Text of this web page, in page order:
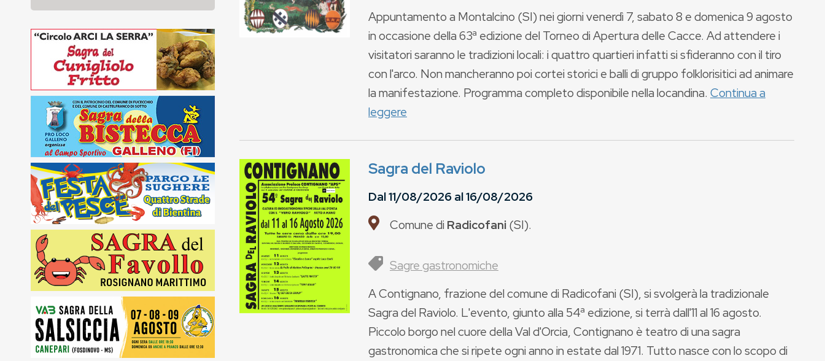
Appuntamento a Montalcino (SI) nei giorni venerdì 7, sabato 8 e domenica 9 agosto
in occasione della 63ª edizione del Torneo di Apertura delle Cacce. Ad attendere i
visitatori saranno le tradizioni locali: i quattro quartieri infatti si sfideranno con il tiro
con l'arco. Non mancheranno poi cortei storici e balli di gruppo folklorisitici ad animare
la manifestazione. Programma completo disponibile nella locandina. Continua a
leggere
Sagra del Raviolo
Dal11/08/2026al16/08/2026
Comune di Radicofani(SI).
Sagre gastronomiche
A Contignano, frazione del comune di Radicofani (SI), si svolgerà la tradizionale
Sagra del Raviolo. L'evento, giunto alla 54ª edizione, si terrà dall'11 al 16 agosto.
Piccolo borgo nel cuore della Val d'Orcia, Contignano è teatro di una sagra
gastronomica che si ripete ogni anno in estate dal 1971. Tutto nasce con lo scopo di